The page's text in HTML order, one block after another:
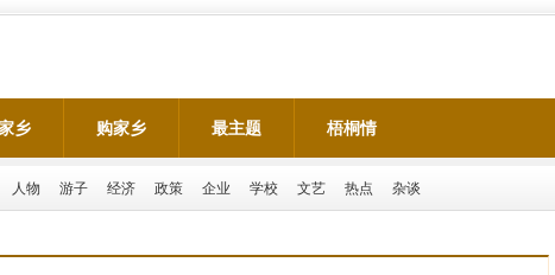
乡 购家乡 最主题 梧桐情
人物 游子 经济 政策 企业 学校 文艺 热点 杂谈